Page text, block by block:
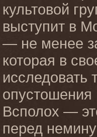
культовой
выступит в
— не менее
которая в
исследовать
опустошения
Всполох —
перед